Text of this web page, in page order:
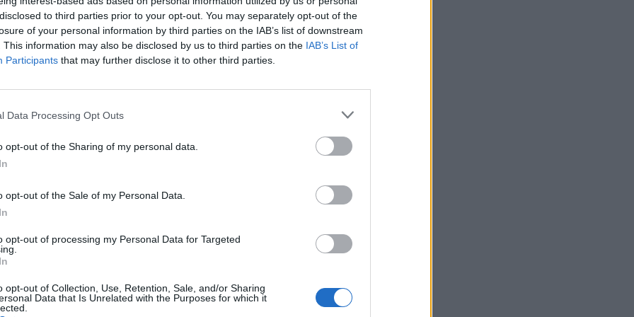
to third parties prior to your opt-out. You may separately opt-out of the
of your personal information by third parties on the IAB’s list of downstream
This information may also be disclosed by us to third parties on the IAB’s List of
Participants that may further disclose it to other third parties.
Data Processing Opt Outs
opt-out of the Sharing of my personal data.
opt-out of the Sale of my Personal Data.
opt-out of processing my Personal Data for Targeted
opt-out of Collection, Use, Retention, Sale, and/or Sharing
Data that Is Unrelated with the Purposes for which it
elétrica do Formentor, embora provavelmente
crossover já tem quatro anos, pelo que estaria muito
que um facelift para o modelo existente deverá ser
o mercado europeu. “Apostamos na próxima geração
uma vez que o modelo atual nem sequer tem uma
os responsáveis da marca.
que deverá chegar aos Estados Unidos, será
menciona que o modelo sem nome será construído
estados localizados nas costas leste e oeste, bem
da SEAT e da
um “novo modelo de distribuição”, mas sem entrar